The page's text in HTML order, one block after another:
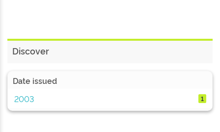
Discover
Date issued
2003
1